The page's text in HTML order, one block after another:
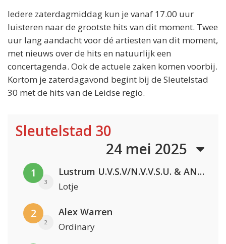
Iedere zaterdagmiddag kun je vanaf 17.00 uur
luisteren naar de grootste hits van dit moment. Twee
uur lang aandacht voor dé artiesten van dit moment,
met nieuws over de hits en natuurlijk een
concertagenda. Ook de actuele zaken komen voorbij.
Kortom je zaterdagavond begint bij de Sleutelstad
30 met de hits van de Leidse regio.
Sleutelstad 30
24 mei 2025
1
3
Lustrum U.V.S.V/N.V.V.S.U. & ANNO ONS & Jopke van Dobbenburgh & Roeland Beelen
Lotje
2
2
Alex Warren
Ordinary